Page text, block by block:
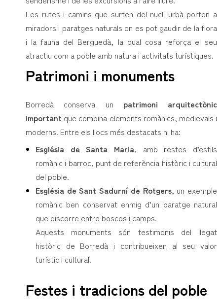
Les rutes i camins que surten del nucli urbà porten a
miradors i paratges naturals on es pot gaudir de la flora
i la fauna del Berguedà, la qual cosa reforça el seu
atractiu com a poble amb natura i activitats turístiques.
Patrimoni i monuments
Borredà conserva un patrimoni arquitectònic
important que combina elements romànics, medievals i
moderns. Entre els llocs més destacats hi ha:
Església de Santa Maria, amb restes d’estils
romànic i barroc, punt de referència històric i cultural
del poble.
Església de Sant Sadurní de Rotgers, un exemple
romànic ben conservat enmig d’un paratge natural
que discorre entre boscos i camps.
Aquests monuments són testimonis del llegat
històric de Borredà i contribueixen al seu valor
turístic i cultural.
Festes i tradicions del poble